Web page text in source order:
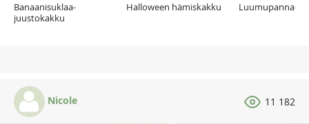
Banaanisuklaa-
juustokakku
Halloween hämiskakku
Nicole 11 182